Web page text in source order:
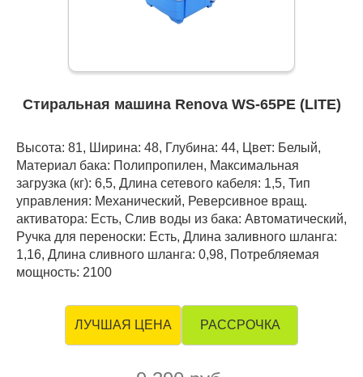
Стиральная машина Renova WS-65PE (LITE)
Высота: 81, Ширина: 48, Глубина: 44, Цвет: Белый,
Материал бака: Полипропилен, Максимальная
загрузка (кг): 6,5, Длина сетевого кабеля: 1,5, Тип
управления: Механический, Реверсивное вращ.
активатора: Есть, Слив воды из бака: Автоматический,
Ручка для переноски: Есть, Длина заливного шланга:
1,16, Длина сливного шланга: 0,98, Потребляемая
мощность: 2100
ЛУЧШАЯ ЦЕНА РАССРОЧКА